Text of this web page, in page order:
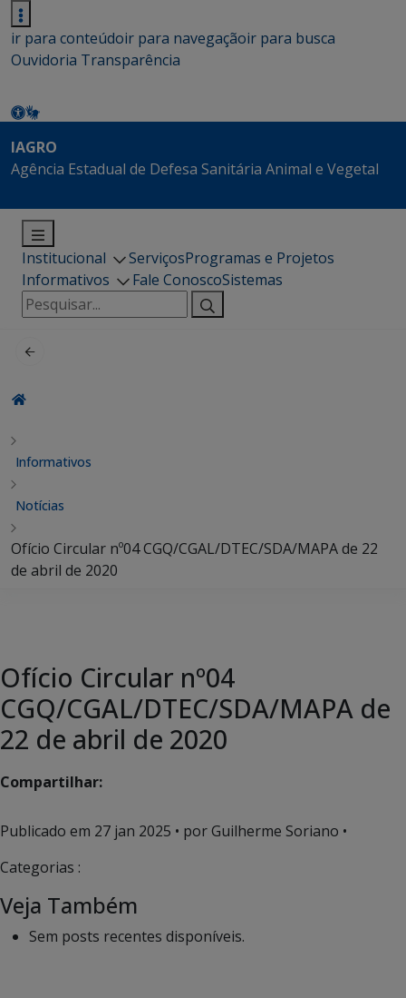
ir para conteúdoir para navegaçãoir para busca
Ouvidoria Transparência
IAGRO
Agência Estadual de Defesa Sanitária Animal e Vegetal
Institucional ServiçosProgramas e Projetos
Informativos
Fale ConoscoSistemas
Pesquisar
por:
Informativos
Notícias
Ofício Circular nº04 CGQ/CGAL/DTEC/SDA/MAPA de 22
de abril de 2020
Ofício Circular nº04
CGQ/CGAL/DTEC/SDA/MAPA de
22 de abril de 2020
Compartilhar:
Publicado em 27 jan 2025 • por Guilherme Soriano •
Categorias :
Veja Também
Sem posts recentes disponíveis.